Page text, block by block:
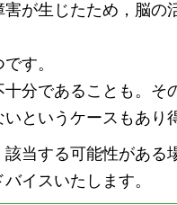
が生じたため，脳の
す。
分であることも。そ
というケースもあり
当する可能性がある
イスいたします。